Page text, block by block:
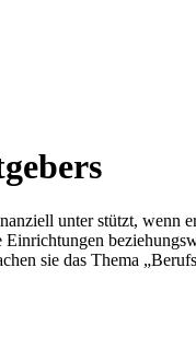
unter­ stützt, wenn
sie das Thema